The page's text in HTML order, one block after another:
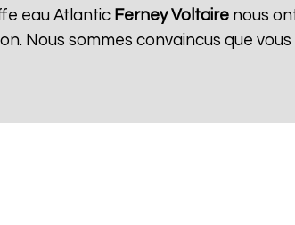
eau Atlantic Ferney Voltairenous
Nous sommes convaincus que vous